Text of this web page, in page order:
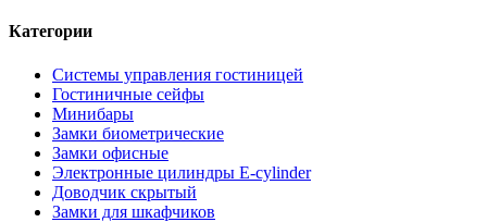
Категории
Системы управления гостиницей
Гостиничные сейфы
Минибары
Замки биометрические
Замки офисные
Электронные цилиндры E-cylinder
Доводчик скрытый
Замки для шкафчиков